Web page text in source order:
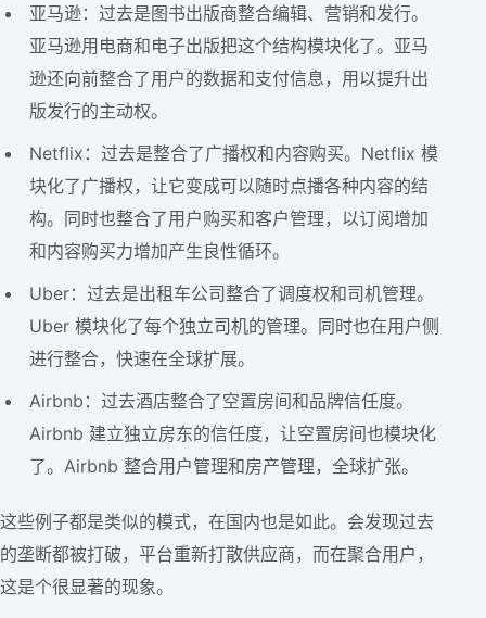
亚马逊：过去是图书出版商整合编辑、营销和发行。
亚马逊用电商和电子出版把这个结构模块化了。亚马
逊还向前整合了用户的数据和支付信息，用以提升出
版发行的主动权。
Netflix：过去是整合了广播权和内容购买。Netflix 模
块化了广播权，让它变成可以随时点播各种内容的结
构。同时也整合了用户购买和客户管理，以订阅增加
和内容购买力增加产生良性循环。
Uber：过去是出租车公司整合了调度权和司机管理。
Uber 模块化了每个独立司机的管理。同时也在用户侧
进行整合，快速在全球扩展。
Airbnb：过去酒店整合了空置房间和品牌信任度。
Airbnb 建立独立房东的信任度，让空置房间也模块化
了。Airbnb 整合用户管理和房产管理，全球扩张。
这些例子都是类似的模式，在国内也是如此。会发现过去
的垄断都被打破，平台重新打散供应商，而在聚合用户，
这是个很显著的现象。